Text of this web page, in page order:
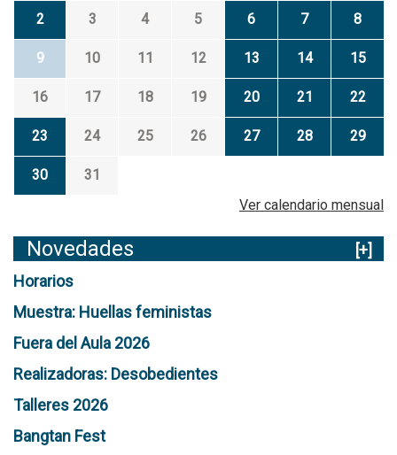
2 3 4 5 6 7 8
9 10 11 12 13 14 15
16 17 18 19 20 21 22
23 24 25 26 27 28 29
30
31
Ver calendario mensual
Novedades
[+]
Horarios
Muestra: Huellas feministas
Fuera del Aula 2026
Realizadoras: Desobedientes
Talleres 2026
Bangtan Fest